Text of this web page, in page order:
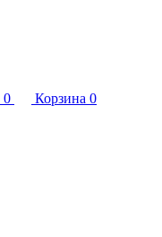
0 Корзина 0